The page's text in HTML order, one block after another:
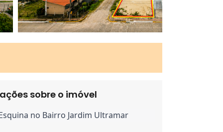
sobre o imóvel
no Bairro Jardim Ultramar